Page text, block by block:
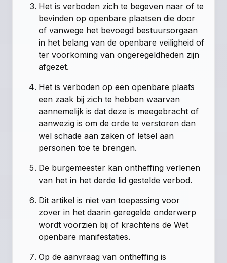
Het is verboden zich te begeven naar of te
bevinden op openbare plaatsen die door
of vanwege het bevoegd bestuursorgaan
in het belang van de openbare veiligheid of
ter voorkoming van ongeregeldheden zijn
afgezet.
Het is verboden op een openbare plaats
een zaak bij zich te hebben waarvan
aannemelijk is dat deze is meegebracht of
aanwezig is om de orde te verstoren dan
wel schade aan zaken of letsel aan
personen toe te brengen.
De burgemeester kan ontheffing verlenen
van het in het derde lid gestelde verbod.
Dit artikel is niet van toepassing voor
zover in het daarin geregelde onderwerp
wordt voorzien bij of krachtens de Wet
openbare manifestaties.
Op de aanvraag van ontheffing is